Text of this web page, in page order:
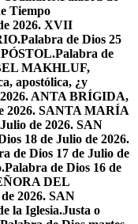
Tiempo
2026. XVII
Palabra de Dios 25
Palabra de
MAKHLUF,
apostólica, ¿y
ANTA BRÍGIDA,
2026. SANTA MARÍA
de 2026. SAN
18 de Julio de 2026.
de Dios 17 de Julio de
Palabra de Dios 16 de
DEL
2026. SAN
la Iglesia.Justa o